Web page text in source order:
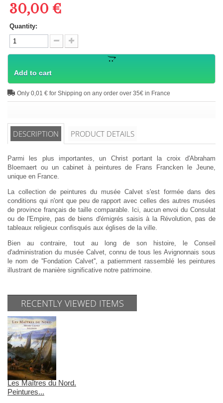
30,00 €
Quantity:
Add to cart
Only 0,01 € for Shipping on any order over 35€ in France
DESCRIPTION PRODUCT DETAILS
Parmi les plus importantes, un Christ portant la croix d'Abraham
Bloemaert ou un cabinet à peintures de Frans Francken le Jeune,
unique en France.
La collection de peintures du musée Calvet s'est formée dans des
conditions qui n'ont que peu de rapport avec celles des autres musées
de province français de taille comparable. Ici, aucun envoi du Consulat
ou de l'Empire, pas de biens d'émigrés saisis à la Révolution, pas de
tableaux religieux confisqués aux églises de la ville.
Bien au contraire, tout au long de son histoire, le Conseil
d'administration du musée Calvet, connu de tous les Avignonnais sous
le nom de ''Fondation Calvet'', a patiemment rassemblé les peintures
illustrant de manière significative notre patrimoine.
RECENTLY VIEWED ITEMS
Les Maîtres du Nord.
Peintures...